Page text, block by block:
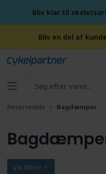
Bliv klar til
Bliv en del af
Reservedele Bagdæmper
Vis filtre